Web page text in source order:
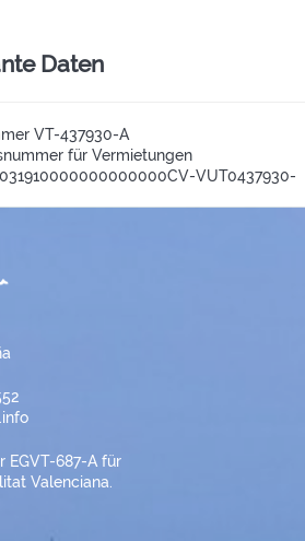
Daten
VT-437930-A
für Vermietungen
VUT0437930-
EGVT-687-A für
Valenciana.